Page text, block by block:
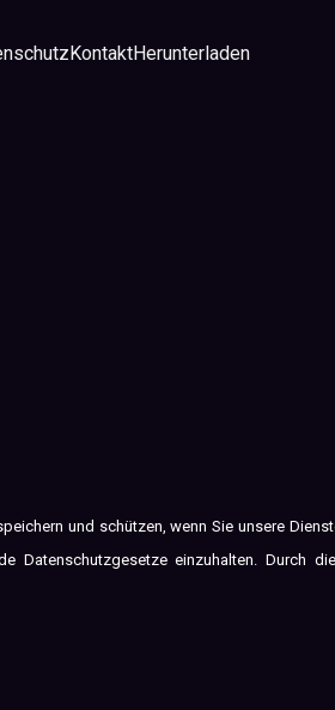
KontaktHerunterladen
und schützen, wenn Sie unsere
Datenschutzgesetze einzuhalten. Durch